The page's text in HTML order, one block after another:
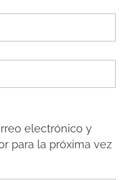
electrónico y
para la próxima vez